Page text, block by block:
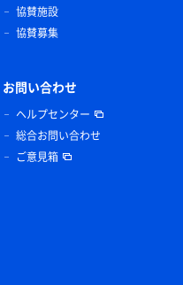
協賛施設
協賛募集
お問い合わせ
ヘルプセンター
総合お問い合わせ
ご意見箱